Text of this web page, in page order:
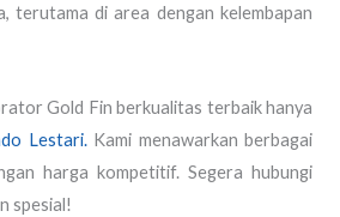
terutama di area dengan kelembapan
Gold Fin berkualitas terbaik hanya
Lestari.Kami menawarkan berbagai
harga kompetitif. Segera hubungi
spesial!